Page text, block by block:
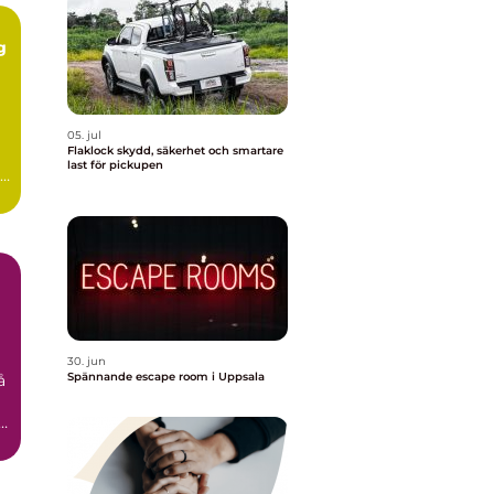
05. jul
Flaklock skydd, säkerhet och smartare
last för pickupen
30. jun
Spännande escape room i Uppsala